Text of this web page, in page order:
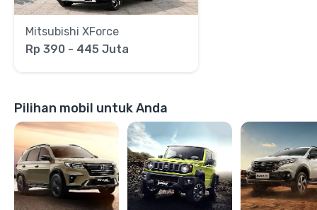
Mitsubishi XForce
Rp 390 - 445 Juta
Pilihan mobil untuk Anda